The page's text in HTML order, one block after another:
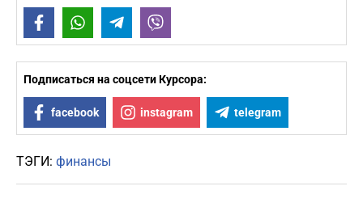
FacebookWhatsAppTelegram
Подписаться на соцсети Курсора:
facebook instagram telegram
ТЭГИ: финансы